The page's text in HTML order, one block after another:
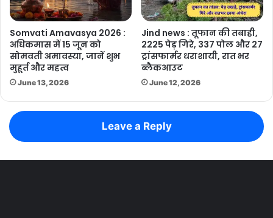
Somvati Amavasya 2026 :
अधिकमास में 15 जून को
सोमवती अमावस्या, जानें शुभ
मुहूर्त और महत्व
June 13, 2026
Jind news : तूफान की तबाही,
2225 पेड़ गिरे, 337 पोल और 27
ट्रांसफार्मर धराशायी, रात भर
ब्लैकआउट
June 12, 2026
Leave a Reply